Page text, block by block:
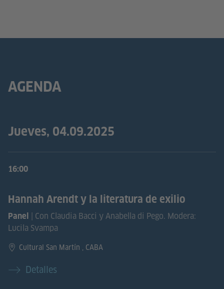
AGENDA
Jueves, 04.09.2025
16:00
Hannah Arendt y la literatura de exilio
Panel | Con Claudia Bacci y Anabella di Pego. Modera:
Lucila Svampa
Cultural San Martín , CABA
Detalles